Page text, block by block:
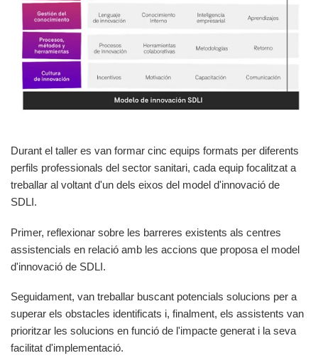
Durant el taller es van formar cinc equips formats per diferents
perfils professionals del sector sanitari, cada equip focalitzat a
treballar al voltant d'un dels eixos del model d'innovació de
SDLI.
Primer, reflexionar sobre les barreres existents als centres
assistencials en relació amb les accions que proposa el model
d'innovació de SDLI.
Seguidament, van treballar buscant potencials solucions per a
superar els obstacles identificats i, finalment, els assistents van
prioritzar les solucions en funció de l'impacte generat i la seva
facilitat d'implementació.